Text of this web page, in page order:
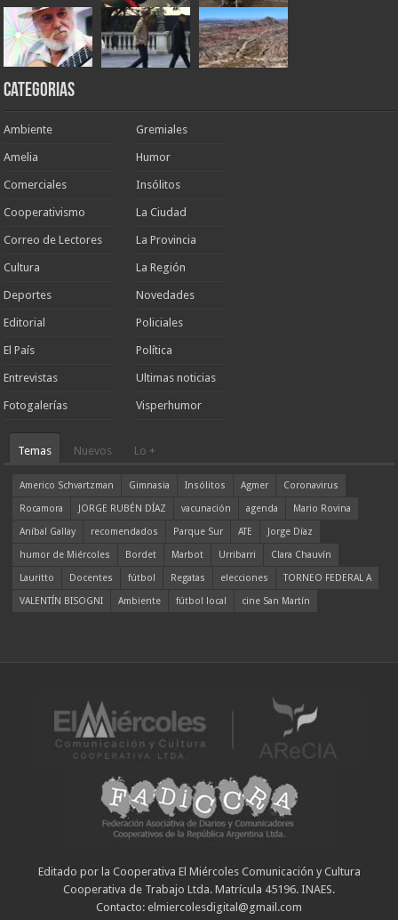
Categorias
Ambiente
Amelia
Comerciales
Cooperativismo
Correo de Lectores
Cultura
Deportes
Editorial
El País
Entrevistas
Fotogalerías
Gremiales
Humor
Insólitos
La Ciudad
La Provincia
La Región
Novedades
Policiales
Política
Ultimas noticias
Visperhumor
Temas Nuevos Lo +
Americo Schvartzman Gimnasia Insólitos Agmer
Coronavirus
Rocamora
JORGE RUBÉN DÍAZ vacunación agenda
Mario Rovina
Aníbal Gallay
recomendados Parque Sur ATE
Jorge Díaz
humor de Miércoles
Bordet Marbot Urribarri
Clara Chauvín
Lauritto
Docentes fútbol Regatas elecciones
TORNEO FEDERAL A
VALENTÍN BISOGNI
Ambiente fútbol local cine San Martín
Editado por la Cooperativa El Miércoles Comunicación y Cultura
Cooperativa de Trabajo Ltda. Matrícula 45196. INAES.
Contacto: elmiercolesdigital@gmail.com